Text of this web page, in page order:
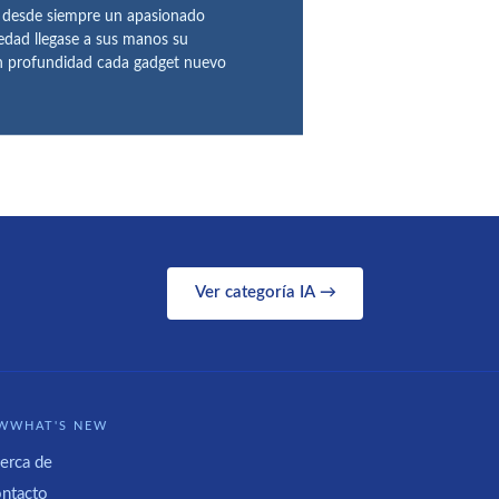
siempre un apasionado
llegase a sus manos su
profundidad cada gadget nuevo
Ver categoría IA →
NEW
de